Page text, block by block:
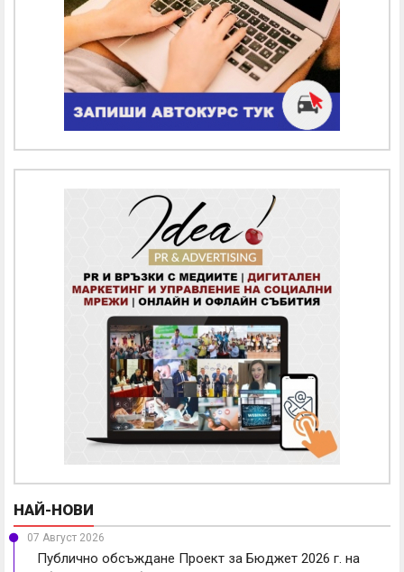
НАЙ-НОВИ
07 Август 2026
Публично обсъждане Проект за Бюджет 2026 г. на